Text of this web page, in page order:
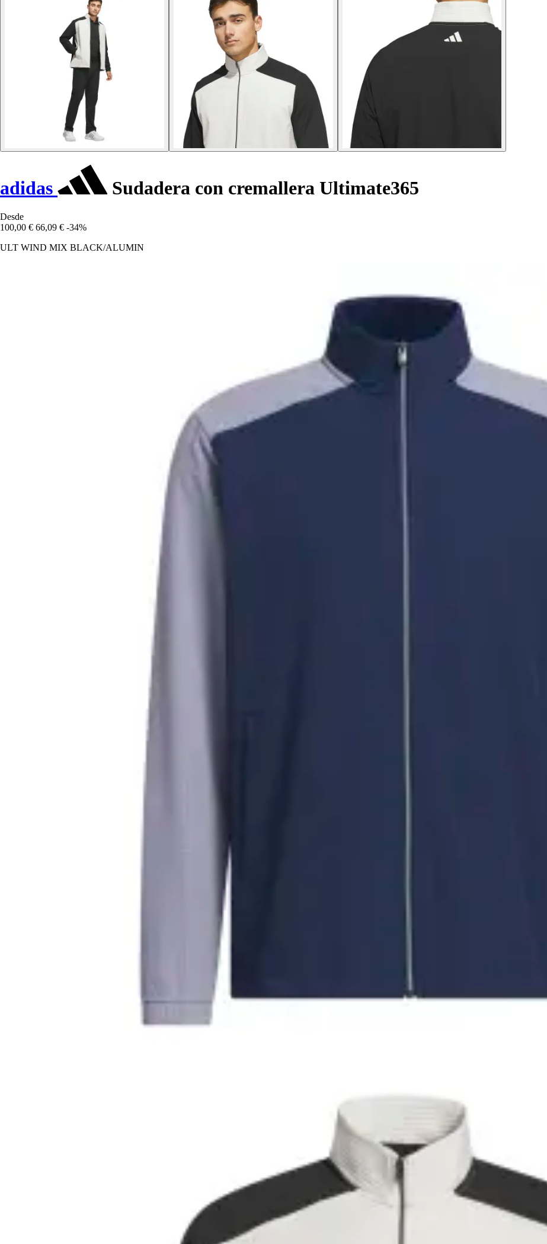
adidas Sudadera con cremallera Ultimate365
Desde
100,00 € 66,09 € -34%
ULT WIND MIX BLACK/ALUMIN